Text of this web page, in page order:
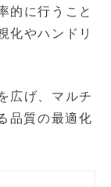
的に行うこと
化やハンドリ
広げ、マルチ
品質の最適化